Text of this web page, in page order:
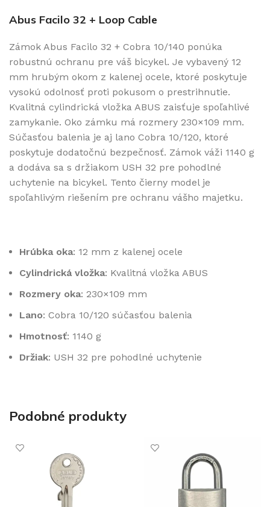
Abus Facilo 32 + Loop Cable
Zámok Abus Facilo 32 + Cobra 10/140 ponúka
robustnú ochranu pre váš bicykel. Je vybavený 12
mm hrubým okom z kalenej ocele, ktoré poskytuje
vysokú odolnosť proti pokusom o prestrihnutie.
Kvalitná cylindrická vložka ABUS zaisťuje spoľahlivé
zamykanie. Oko zámku má rozmery 230×109 mm.
Súčasťou balenia je aj lano Cobra 10/120, ktoré
poskytuje dodatočnú bezpečnosť. Zámok váži 1140 g
a dodáva sa s držiakom USH 32 pre pohodlné
uchytenie na bicykel. Tento čierny model je
spoľahlivým riešením pre ochranu vášho majetku.
Hrúbka oka: 12 mm z kalenej ocele
Cylindrická vložka: Kvalitná vložka ABUS
Rozmery oka: 230×109 mm
Lano: Cobra 10/120 súčasťou balenia
Hmotnosť: 1140 g
Držiak: USH 32 pre pohodlné uchytenie
Podobné produkty